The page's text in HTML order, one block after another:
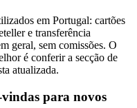
em Portugal: cartões
e transferência
geral, sem comissões. O
é conferir a secção de
atualizada.
para novos